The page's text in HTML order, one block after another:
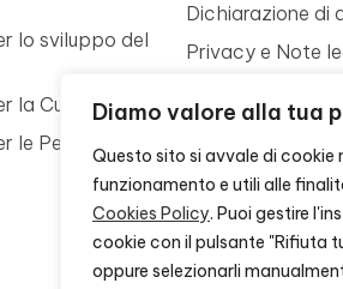
Diamo valore alla tua
Questo sito si avvale di cookie
funzionamento e utili alle
Cookies Policy. Puoi gestire
cookie con il pulsante "Rifiuta
oppure selezionarli
lo sviluppo del
la Cultura
le Persone
Dichiarazione di
Privacy e Note
Contattaci